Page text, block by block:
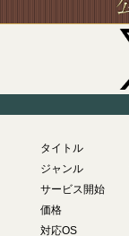
タイトル
ジャンル
サービス開始
価格
対応OS